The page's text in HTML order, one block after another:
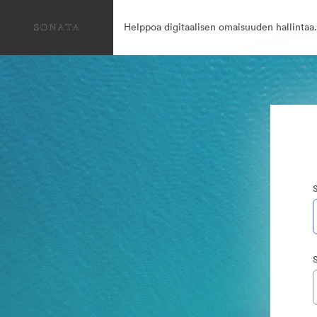
Helppoa digitaalisen omaisuuden hallintaa.